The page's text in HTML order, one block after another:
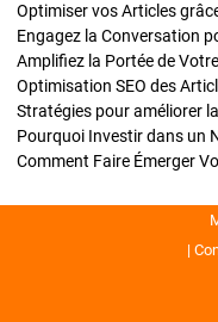
Optimiser vos Articles
Engagez la Conversation
Amplifiez la Portée de